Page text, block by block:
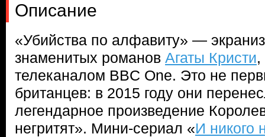
Описание
«Убийства по алфавиту» —
знаменитых романов Агаты Кристи,
телеканалом BBC One. Это не
британцев: в 2015 году они
легендарное произведение
негритят». Мини-сериал «И никого